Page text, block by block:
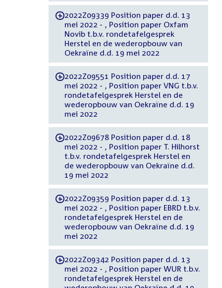
-2022Z09339 Position paper d.d. 13
mei 2022 - , Position paper Oxfam
Novib t.b.v. rondetafelgesprek
Herstel en de wederopbouw van
Oekraïne d.d. 19 mei 2022
-2022Z09551 Position paper d.d. 17
mei 2022 - , Position paper VNG t.b.v.
rondetafelgesprek Herstel en de
wederopbouw van Oekraïne d.d. 19
mei 2022
-2022Z09678 Position paper d.d. 18
mei 2022 - , Position paper T. Hilhorst
t.b.v. rondetafelgesprek Herstel en
de wederopbouw van Oekraïne d.d.
19 mei 2022
-2022Z09359 Position paper d.d. 13
mei 2022 - , Position paper EBRD t.b.v.
rondetafelgesprek Herstel en de
wederopbouw van Oekraïne d.d. 19
mei 2022
-2022Z09342 Position paper d.d. 13
mei 2022 - , Position paper WUR t.b.v.
rondetafelgesprek Herstel en de